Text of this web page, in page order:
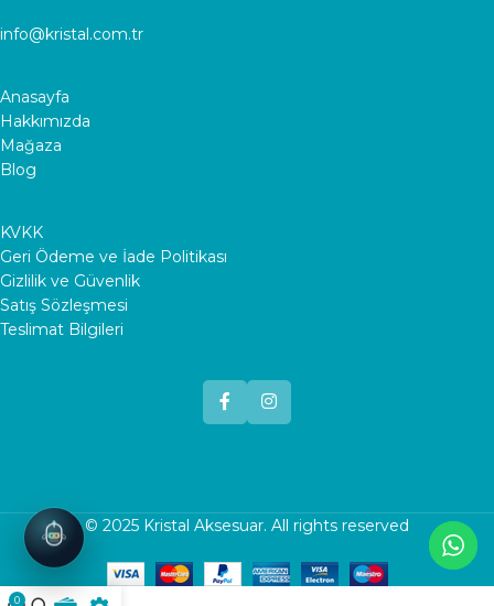
info@kristal.com.tr
Anasayfa
Hakkımızda
Mağaza
Blog
KVKK
Geri Ödeme ve İade Politikası
Gizlilik ve Güvenlik
Satış Sözleşmesi
Teslimat Bilgileri
© 2025 Kristal Aksesuar. All rights reserved
0